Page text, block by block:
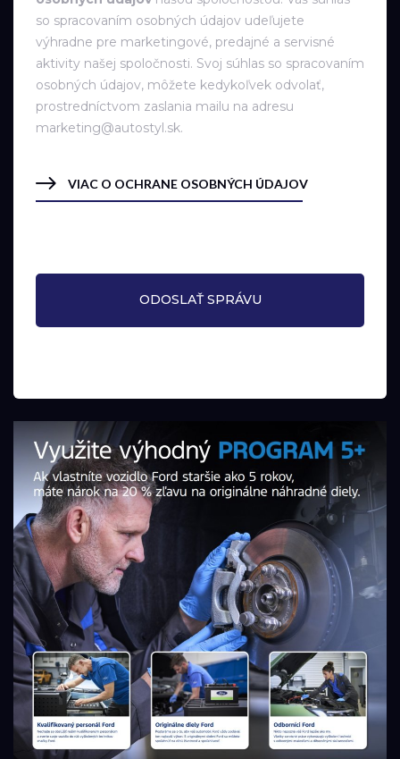
so spracovaním osobných údajov udeľujete
výhradne pre marketingové, predajné a servisné
aktivity našej spoločnosti. Svoj súhlas so spracovaním
osobných údajov, môžete kedykoľvek odvolať,
prostredníctvom zaslania mailu na adresu
marketing@autostyl.sk.
VIAC O OCHRANE OSOBNÝCH ÚDAJOV